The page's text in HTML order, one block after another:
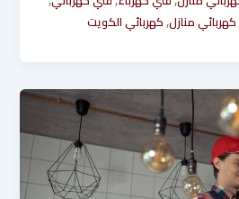
منازل,كهربائي الكويت